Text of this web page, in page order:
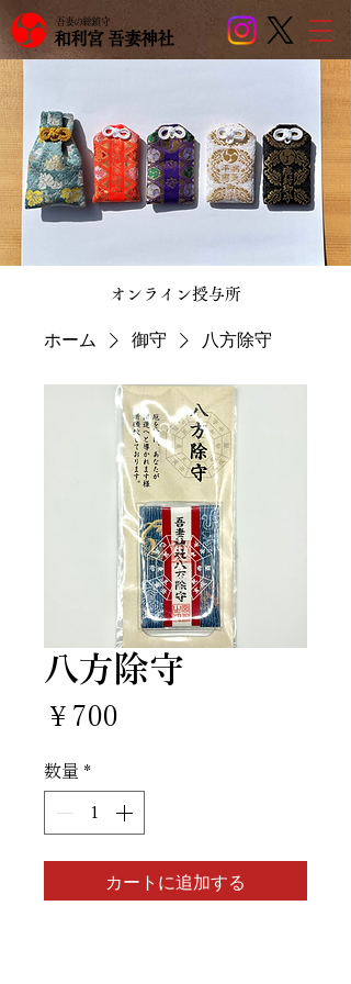
和利宮 吾妻神社
吾妻の総鎮守
​オンライン授与所
ホーム 御守 八方除守
八方除守
￥700
数量 *
カートに追加する